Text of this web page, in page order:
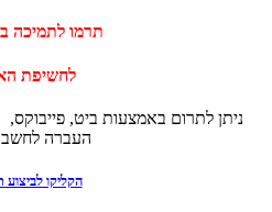
‏תרמו לתמיכה
לחשיפת
ניתן לתרום באמצעות ביט,
העברה
הקליקו לביצוע